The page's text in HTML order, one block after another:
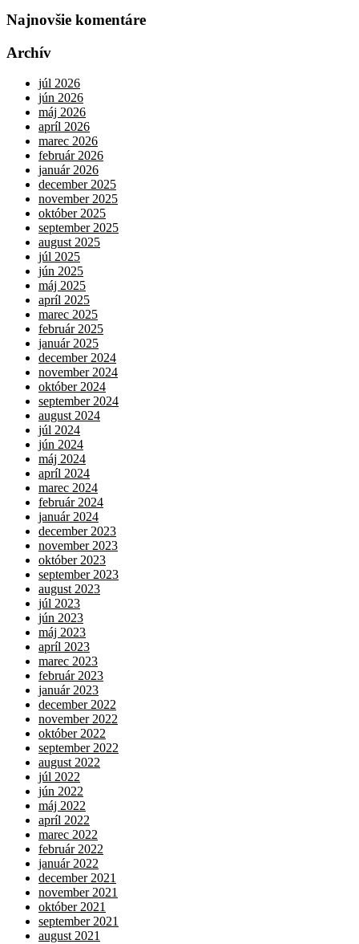
Najnovšie komentáre
Archív
júl 2026
jún 2026
máj 2026
apríl 2026
marec 2026
február 2026
január 2026
december 2025
november 2025
október 2025
september 2025
august 2025
júl 2025
jún 2025
máj 2025
apríl 2025
marec 2025
február 2025
január 2025
december 2024
november 2024
október 2024
september 2024
august 2024
júl 2024
jún 2024
máj 2024
apríl 2024
marec 2024
február 2024
január 2024
december 2023
november 2023
október 2023
september 2023
august 2023
júl 2023
jún 2023
máj 2023
apríl 2023
marec 2023
február 2023
január 2023
december 2022
november 2022
október 2022
september 2022
august 2022
júl 2022
jún 2022
máj 2022
apríl 2022
marec 2022
február 2022
január 2022
december 2021
november 2021
október 2021
september 2021
august 2021